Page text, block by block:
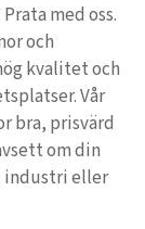
med oss.
och
kvalitet och
Vår
bra, prisvärd
om din
industri eller